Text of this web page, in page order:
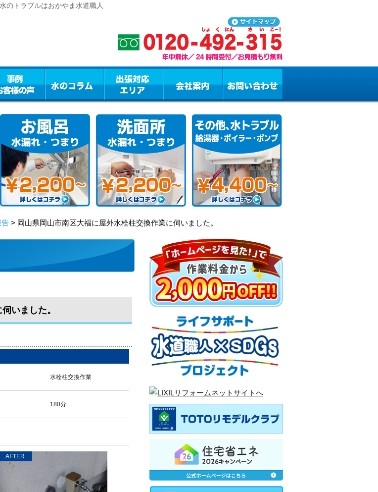
のトラブルはおかやま水道職人
告 > 岡山県岡山市南区大福に屋外水栓柱交換作業に伺いました。
いました。
水栓柱交換作業
180分
AFTER